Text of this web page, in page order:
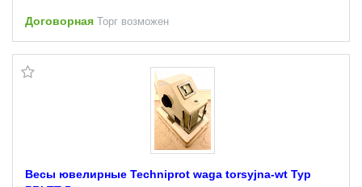
Договорная Торг возможен
Весы ювелирные Techniprot waga torsyjna-wt Typ